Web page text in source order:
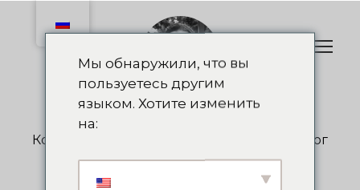
Коуч, психолог, психотерапевт, суицидолог
Мы обнаружили, что вы
пользуетесь другим
языком. Хотите изменить
на: